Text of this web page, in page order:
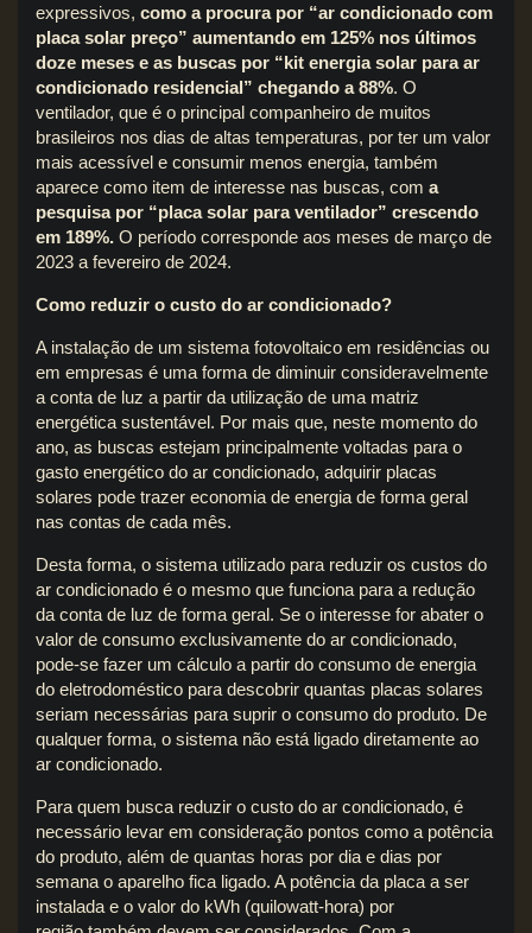
expressivos, como a procura por “ar condicionado com
placa solar preço” aumentando em 125% nos últimos
doze meses e as buscas por “kit energia solar para ar
condicionado residencial” chegando a 88%. O
ventilador, que é o principal companheiro de muitos
brasileiros nos dias de altas temperaturas, por ter um valor
mais acessível e consumir menos energia, também
aparece como item de interesse nas buscas, com a
pesquisa por “placa solar para ventilador” crescendo
em 189%. O período corresponde aos meses de março de
2023 a fevereiro de 2024.
Como reduzir o custo do ar condicionado?
A instalação de um sistema fotovoltaico em residências ou
em empresas é uma forma de diminuir consideravelmente
a conta de luz a partir da utilização de uma matriz
energética sustentável. Por mais que, neste momento do
ano, as buscas estejam principalmente voltadas para o
gasto energético do ar condicionado, adquirir placas
solares pode trazer economia de energia de forma geral
nas contas de cada mês.
Desta forma, o sistema utilizado para reduzir os custos do
ar condicionado é o mesmo que funciona para a redução
da conta de luz de forma geral. Se o interesse for abater o
valor de consumo exclusivamente do ar condicionado,
pode-se fazer um cálculo a partir do consumo de energia
do eletrodoméstico para descobrir quantas placas solares
seriam necessárias para suprir o consumo do produto. De
qualquer forma, o sistema não está ligado diretamente ao
ar condicionado.
Para quem busca reduzir o custo do ar condicionado, é
necessário levar em consideração pontos como a potência
do produto, além de quantas horas por dia e dias por
semana o aparelho fica ligado. A potência da placa a ser
instalada e o valor do kWh (quilowatt-hora) por